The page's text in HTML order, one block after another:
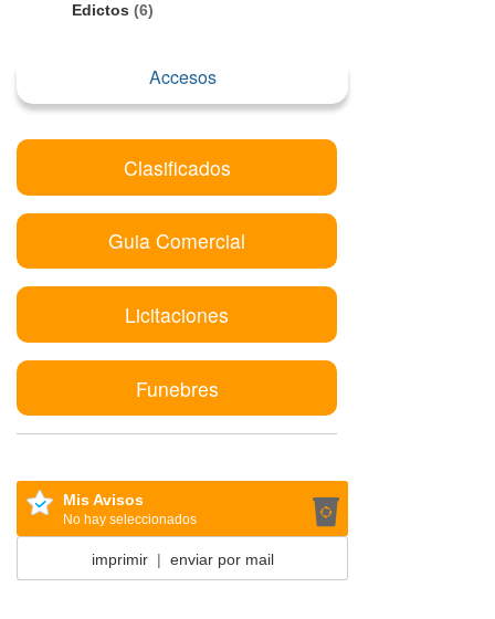
Edictos (6)
Accesos
Clasificados
Guia Comercial
Licitaciones
Funebres
Mis Avisos
No hay seleccionados
imprimir| enviar por mail